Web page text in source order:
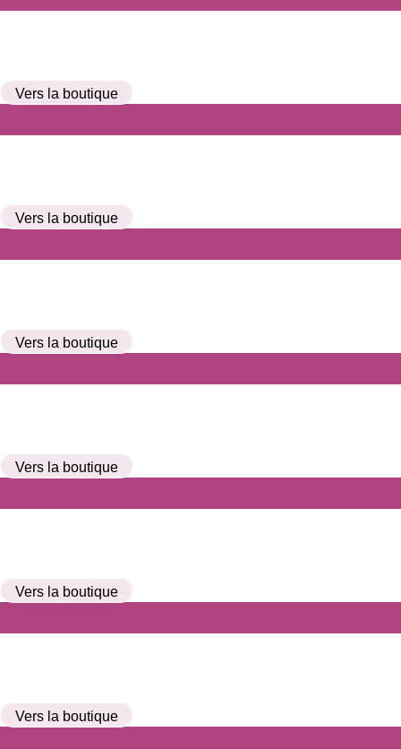
Vers la boutique
Vers la boutique
Vers la boutique
Vers la boutique
Vers la boutique
Vers la boutique